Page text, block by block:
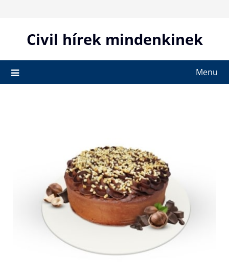
contentCivil hírek mindenkinek
Menu